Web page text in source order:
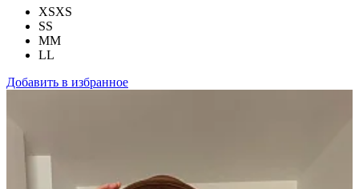
XSXS
SS
MM
LL
Добавить в избранное